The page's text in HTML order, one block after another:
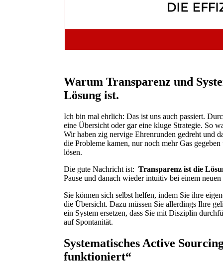
Warum Transparenz und
Lösung ist.
Ich bin mal ehrlich: Das ist uns auch passiert.
eine Übersicht oder gar eine kluge Strategie. So
Wir haben zig nervige Ehrenrunden gedreht und
die Probleme kamen, nur noch mehr Gas
lösen.
Die gute Nachricht ist: Transparenz ist die
Pause und danach wieder intuitiv bei einem
Sie können sich selbst helfen, indem Sie ihre
die Übersicht. Dazu müssen Sie allerdings Ihre
ein System ersetzen, dass Sie mit Disziplin
auf Spontanität.
Systematisches Active
funktioniert“